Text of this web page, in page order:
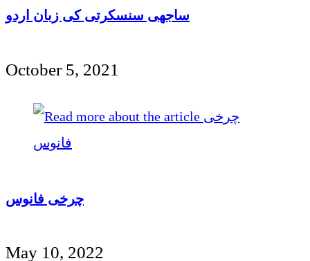
ساجھی سنسکرتی کی زبان اردو
October 5, 2021
چرخی فانوس
May 10, 2022